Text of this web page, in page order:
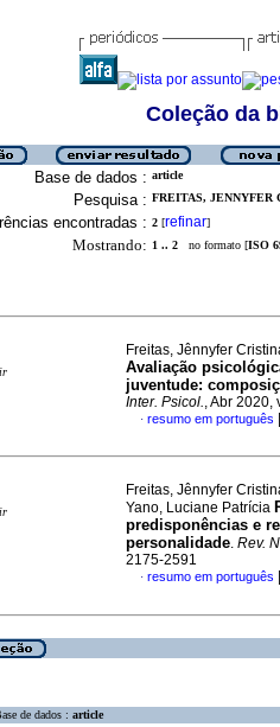
Coleção da
Base de dados : article
Pesquisa : FREITAS, JENNYFER
encontradas : 2 [refinar]
Mostrando: 1 .. 2 no formato [ISO
Freitas, Jênnyfer
Avaliação
juventude:
Inter. Psicol., Abr 2020,
· resumo em português
Freitas, Jênnyfer
Yano, Luciane Patrícia
predisponências e
personalidade. Rev.
2175-2591
· resumo em português
de dados : article